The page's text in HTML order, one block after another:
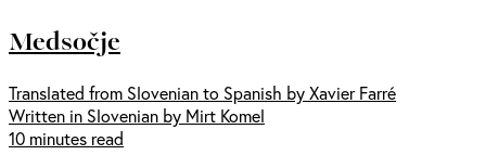
Medsočje
Translated from Slovenian to Spanish by Xavier Farré
Written in Slovenian by Mirt Komel
10 minutes read